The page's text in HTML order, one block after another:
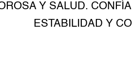
Y SALUD.
ESTABILIDAD Y